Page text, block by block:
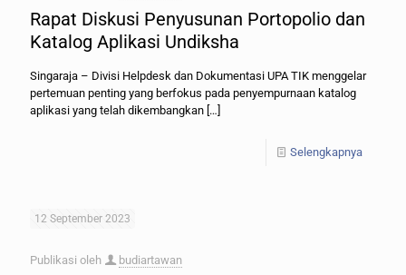
Rapat Diskusi Penyusunan Portopolio dan
Katalog Aplikasi Undiksha
Singaraja – Divisi Helpdesk dan Dokumentasi UPA TIK menggelar
pertemuan penting yang berfokus pada penyempurnaan katalog
aplikasi yang telah dikembangkan […]
Selengkapnya
12 September 2023
Publikasi oleh budiartawan